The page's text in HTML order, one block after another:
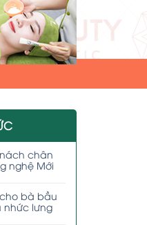
chân
nghệ Mới
bà bầu
nhức lưng